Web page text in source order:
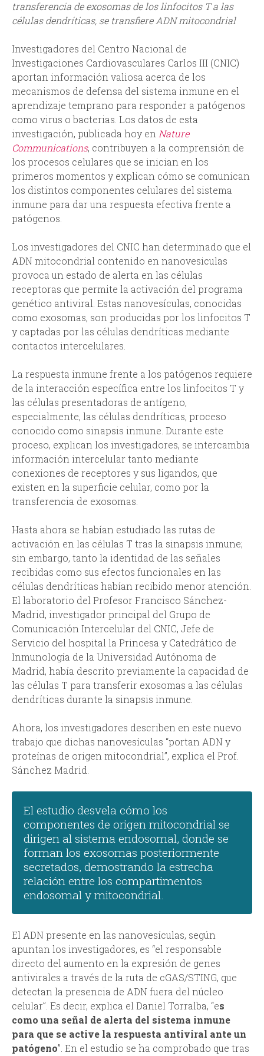
d
a
transferencia de exosomas de los linfocitos T a las
células dendríticas, se transfiere ADN mitocondrial
Investigadores del Centro Nacional de
Investigaciones Cardiovasculares Carlos III (CNIC)
aportan información valiosa acerca de los
mecanismos de defensa del sistema inmune en el
aprendizaje temprano para responder a patógenos
como virus o bacterias. Los datos de esta
investigación, publicada hoy en Nature
Communications, contribuyen a la comprensión de
los procesos celulares que se inician en los
primeros momentos y explican cómo se comunican
los distintos componentes celulares del sistema
inmune para dar una respuesta efectiva frente a
patógenos.
Los investigadores del CNIC han determinado que el
ADN mitocondrial contenido en nanovesiculas
provoca un estado de alerta en las células
receptoras que permite la activación del programa
genético antiviral. Estas nanovesículas, conocidas
como exosomas, son producidas por los linfocitos T
y captadas por las células dendríticas mediante
contactos intercelulares.
La respuesta inmune frente a los patógenos requiere
de la interacción específica entre los linfocitos T y
las células presentadoras de antígeno,
especialmente, las células dendríticas, proceso
conocido como sinapsis inmune. Durante este
proceso, explican los investigadores, se intercambia
información intercelular tanto mediante
conexiones de receptores y sus ligandos, que
existen en la superficie celular, como por la
transferencia de exosomas.
Hasta ahora se habían estudiado las rutas de
activación en las células T tras la sinapsis inmune;
sin embargo, tanto la identidad de las señales
recibidas como sus efectos funcionales en las
células dendríticas habían recibido menor atención.
El laboratorio del Profesor Francisco Sánchez-
Madrid, investigador principal del Grupo de
Comunicación Intercelular del CNIC, Jefe de
Servicio del hospital la Princesa y Catedrático de
Inmunología de la Universidad Autónoma de
Madrid, había descrito previamente la capacidad de
las células T para transferir exosomas a las células
dendríticas durante la sinapsis inmune.
Ahora, los investigadores describen en este nuevo
trabajo que dichas nanovesículas “portan ADN y
proteínas de origen mitocondrial”, explica el Prof.
Sánchez Madrid.
El estudio desvela cómo los
componentes de origen mitocondrial se
dirigen al sistema endosomal, donde se
forman los exosomas posteriormente
secretados, demostrando la estrecha
relación entre los compartimentos
endosomal y mitocondrial.
El ADN presente en las nanovesículas, según
apuntan los investigadores, es “el responsable
directo del aumento en la expresión de genes
antivirales a través de la ruta de cGAS/STING, que
detectan la presencia de ADN fuera del núcleo
celular”. Es decir, explica el Daniel Torralba, “es
como una señal de alerta del sistema inmune
para que se active la respuesta antiviral ante un
patógeno”. En el estudio se ha comprobado que tras